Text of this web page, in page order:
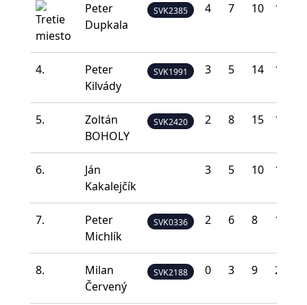
Peter
Dupkala
SVK2385 4 7 10 19
4.
Peter
Kilvády
SVK1991 3 5 14 17
5.
Zoltán
BOHOLY
SVK2420 2 8 15 11
6.
Ján
Kakalejčík
3 5 10 16
7.
Peter
Michlík
SVK0336 2 6 8 18
8.
Milan
Červený
SVK2188 0 3 9 20